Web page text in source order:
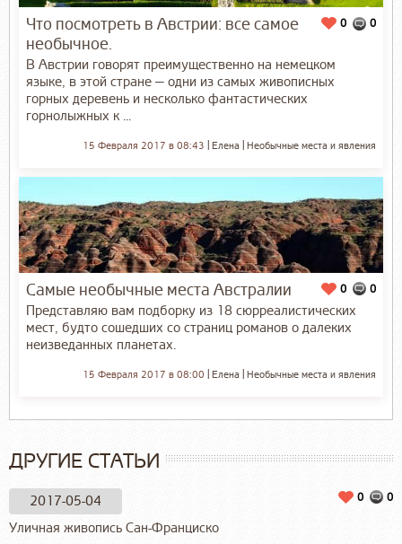
0
0
Что посмотреть в Австрии: все самое
необычное.
В Австрии говорят преимущественно на немецком
языке, в этой стране — одни из самых живописных
горных деревень и несколько фантастических
горнолыжных к ...
Необычные места и явления
Елена
15 Февраля 2017 в 08:43
0
0
Самые необычные места Австралии
Представляю вам подборку из 18 сюрреалистических
мест, будто сошедших со страниц романов о далеких
неизведанных планетах.
Необычные места и явления
Елена
15 Февраля 2017 в 08:00
ДРУГИЕ СТАТЬИ
2017-05-04 0
0
Уличная живопись Сан-Франциско